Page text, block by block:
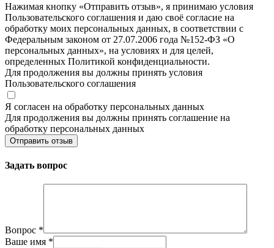
Нажимая кнопку «Отправить отзыв», я принимаю условия
Пользовательского соглашения и даю своё согласие на
обработку моих персональных данных, в соответствии с
Федеральным законом от 27.07.2006 года №152-ФЗ «О
персональных данных», на условиях и для целей,
определенных Политикой конфиденциальности.
Для продолжения вы должны принять условия
Пользовательского соглашения
Я согласен на обработку персональных данных
Для продолжения вы должны принять соглашение на
обработку персональных данных
Отправить отзыв
Задать вопрос
Вопрос *
Ваше имя *